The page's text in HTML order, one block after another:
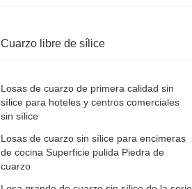
Cuarzo libre de sílice
Losas de cuarzo de primera calidad sin
sílice para hoteles y centros comerciales
sin sílice
Losas de cuarzo sin sílice para encimeras
de cocina Superficie pulida Piedra de
cuarzo